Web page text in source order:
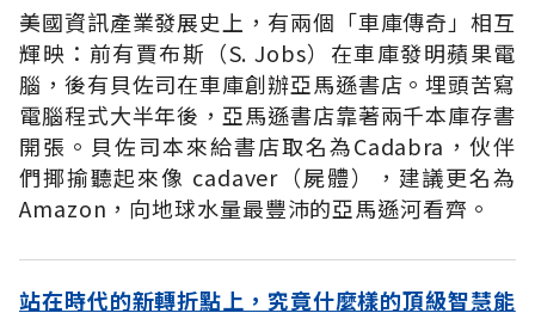
美國資訊產業發展史上，有兩個「車庫傳奇」相互
輝映：前有賈布斯（S. Jobs）在車庫發明蘋果電
腦，後有貝佐司在車庫創辦亞馬遜書店。埋頭苦寫
電腦程式大半年後，亞馬遜書店靠著兩千本庫存書
開張。貝佐司本來給書店取名為Cadabra，伙伴
們揶揄聽起來像 cadaver（屍體），建議更名為
Amazon，向地球水量最豐沛的亞馬遜河看齊。
站在時代的新轉折點上，究竟什麼樣的頂級智慧能